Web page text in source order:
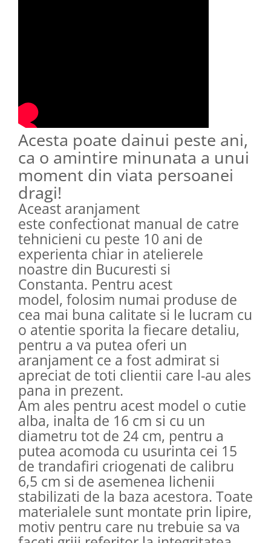
Acesta poate dainui peste ani,
ca o amintire minunata a unui
moment din viata persoanei
dragi!
Aceast aranjament
este confectionat manual de catre
tehnicieni cu peste 10 ani de
experienta chiar in atelierele
noastre din Bucuresti si
Constanta. Pentru acest
model, folosim numai produse de
cea mai buna calitate si le lucram cu
o atentie sporita la fiecare detaliu,
pentru a va putea oferi un
aranjament ce a fost admirat si
apreciat de toti clientii care l-au ales
pana in prezent.
Am ales pentru acest model o cutie
alba, inalta de 16 cm si cu un
diametru tot de 24 cm, pentru a
putea acomoda cu usurinta cei 15
de trandafiri criogenati de calibru
6,5 cm si de asemenea lichenii
stabilizati de la baza acestora. Toate
materialele sunt montate prin lipire,
motiv pentru care nu trebuie sa va